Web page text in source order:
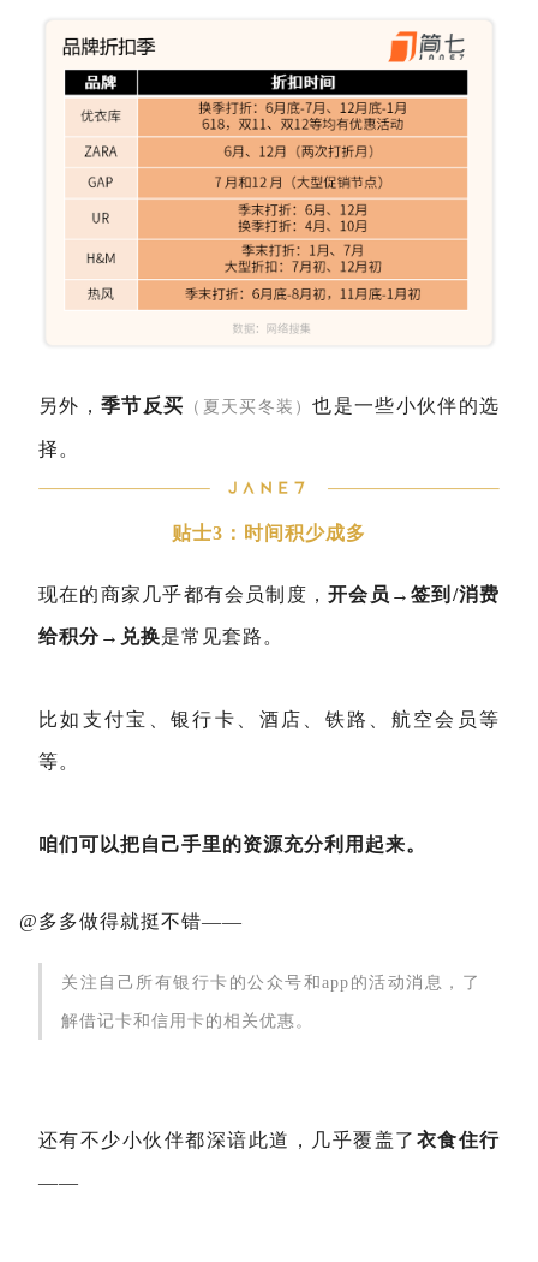
另外， 季节反买 （夏天买冬装）也是一些小伙伴的选
择。
贴士3：时间积少成多
现在的商家几乎都有会员制度，开会员→签到/消费
给积分→兑换是常见套路。
比如支付宝、银行卡、酒店、铁路、航空会员等
等。
咱们可以把自己手里的资源充分利用起来。
@多多做得就挺不错——
关注自己所有银行卡的公众号和app的活动消息，了
解借记卡和信用卡的相关优惠。
还有不少小伙伴都深谙此道，几乎覆盖了 衣食住行
——